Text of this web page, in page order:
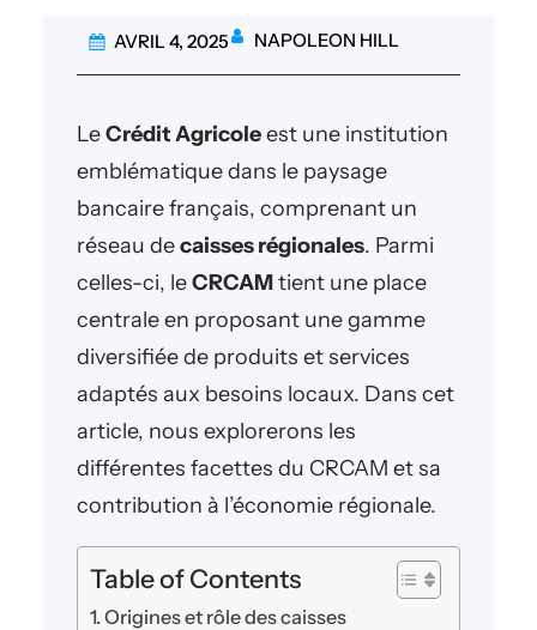
AVRIL 4, 2025 NAPOLEON HILL
LeCrédit Agricoleest une institution
emblématique dans le paysage
bancaire français, comprenant un
réseau decaisses régionales. Parmi
celles-ci, leCRCAMtient une place
centrale en proposant une gamme
diversifiée de produits et services
adaptés aux besoins locaux. Dans cet
article, nous explorerons les
différentes facettes du CRCAM et sa
contribution à l’économie régionale.
Table of Contents
Origines et rôle des caisses